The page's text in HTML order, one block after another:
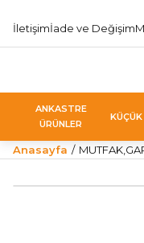
İletişimİade ve Değişim
ANKASTRE
ÜRÜNLER
Anasayfa